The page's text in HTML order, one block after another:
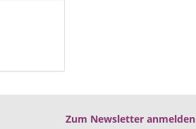
Zum Newsletter anmelden